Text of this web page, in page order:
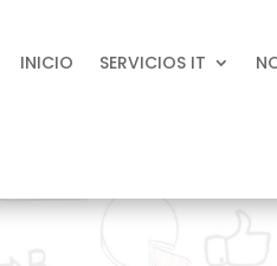
INICIO SERVICIOS IT